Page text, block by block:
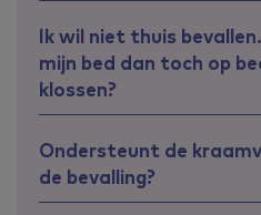
Ik wil niet thuis
mijn bed dan toch op
klossen?
Ondersteunt de
de bevalling?